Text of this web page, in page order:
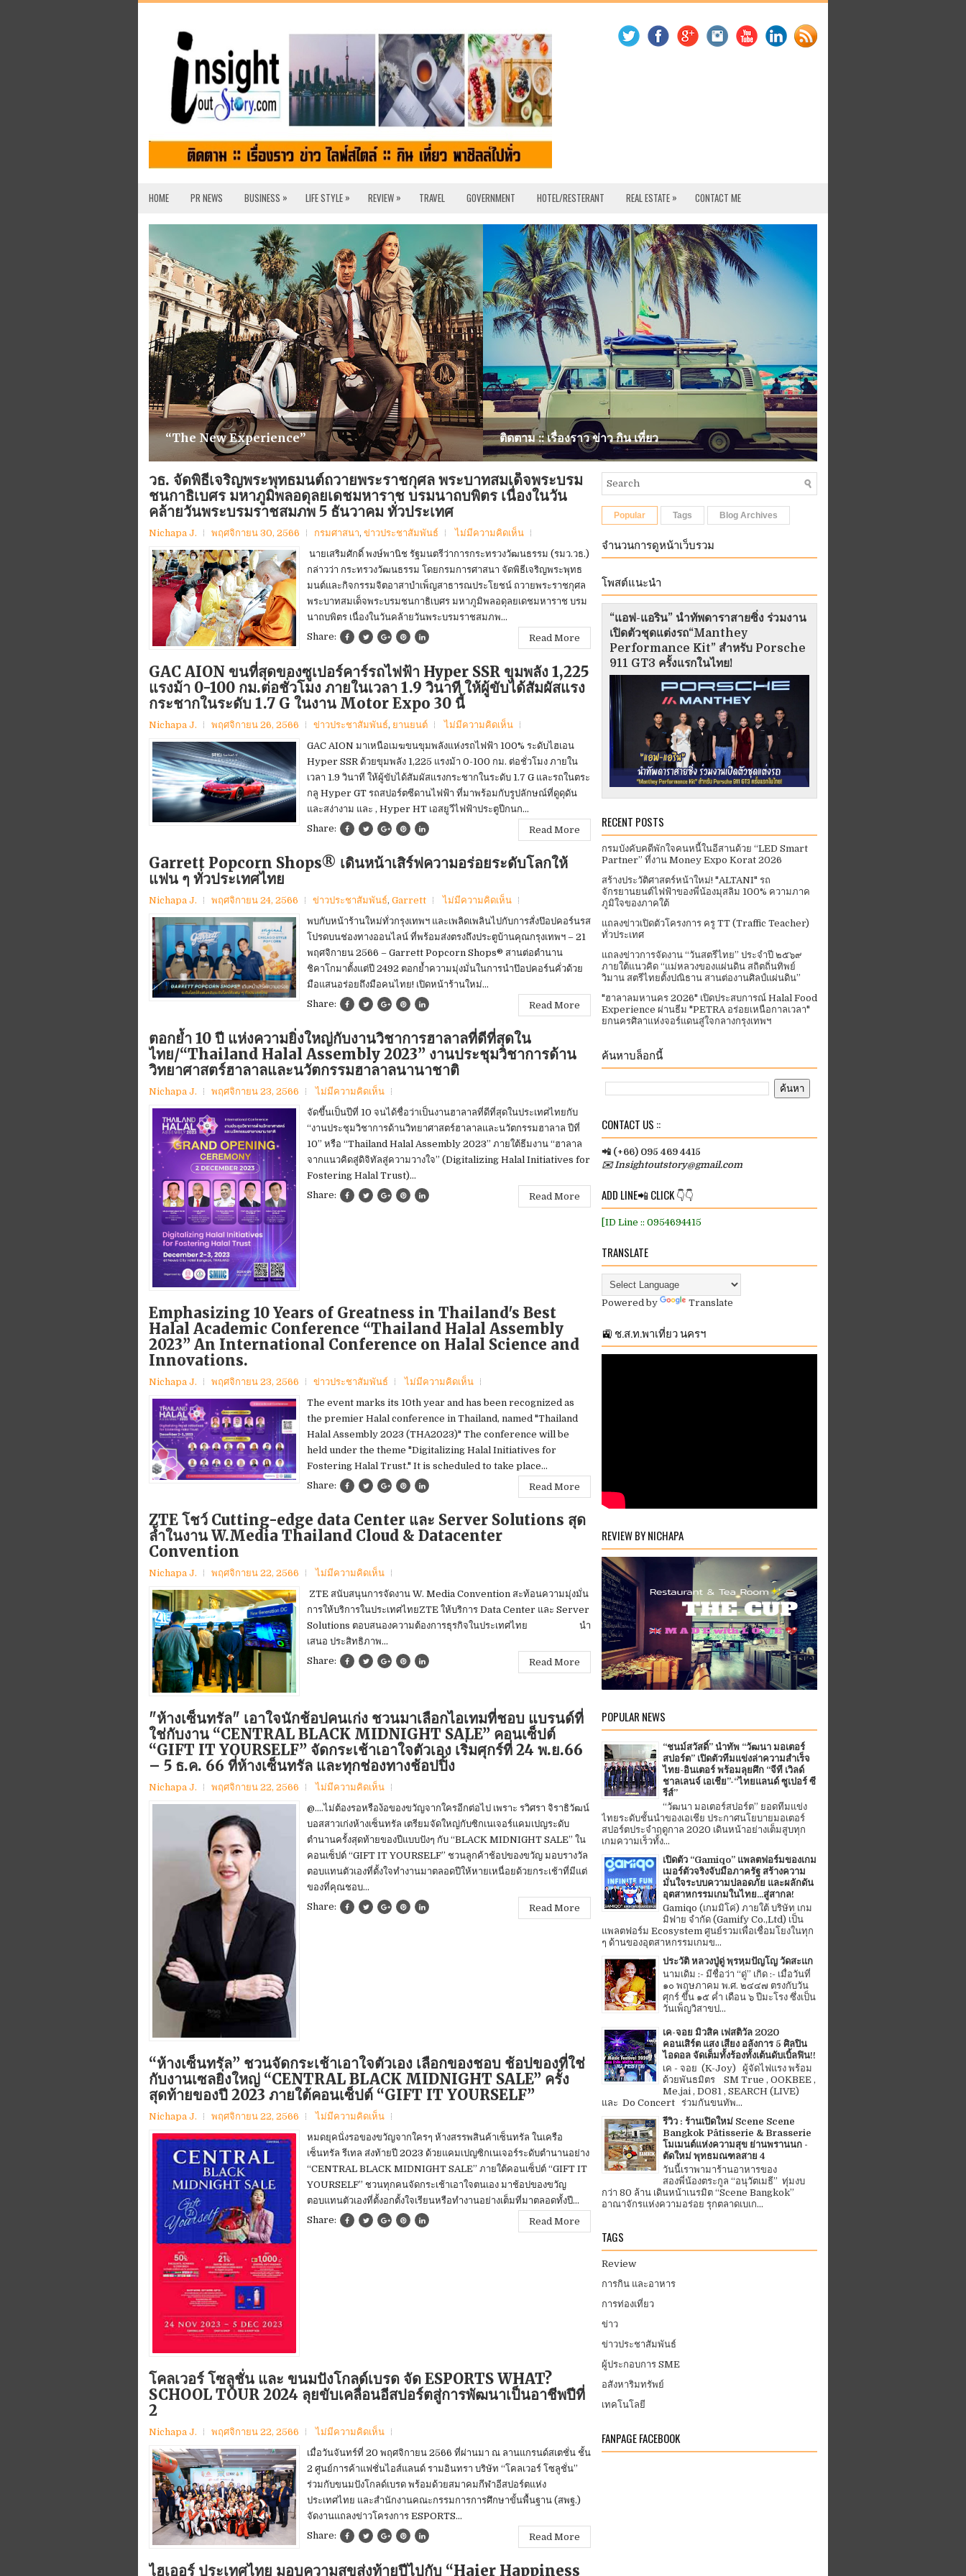
HOME PR NEWS BUSINESS » LIFE STYLE » REVIEW » TRAVEL GOVERNMENT HOTEL/RESTERANT REAL ESTATE » CONTACT ME
“The New Experience” ติดตาม :: เรื่องราว ข่าว กิน เที่ยว
วธ. จัดพิธีเจริญพระพุทธมนต์ถวายพระราชกุศล พระบาทสมเด็จพระบรม
ชนกาธิเบศร มหาภูมิพลอดุลยเดชมหาราช บรมนาถบพิตร เนื่องในวัน
คล้ายวันพระบรมราชสมภพ 5 ธันวาคม ทั่วประเทศ
Nichapa J. พฤศจิกายน 30, 2566 กรมศาสนา, ข่าวประชาสัมพันธ์
ไม่มีความคิดเห็น
นายเสริมศักดิ์ พงษ์พานิช รัฐมนตรีว่าการกระทรวงวัฒนธรรม (รมว.วธ.)
กล่าวว่า กระทรวงวัฒนธรรม โดยกรมการศาสนา จัดพิธีเจริญพระพุทธ
มนต์และกิจกรรมจิตอาสาบำเพ็ญสาธารณประโยชน์ ถวายพระราชกุศล
พระบาทสมเด็จพระบรมชนกาธิเบศร มหาภูมิพลอดุลยเดชมหาราช บรม
นาถบพิตร เนื่องในวันคล้ายวันพระบรมราชสมภพ...
Share:
Read More
GAC AION ขนที่สุดของซูเปอร์คาร์รถไฟฟ้า Hyper SSR ขุมพลัง 1,225
แรงม้า 0-100 กม.ต่อชั่วโมง ภายในเวลา 1.9 วินาที ให้ผู้ขับได้สัมผัสแรง
กระชากในระดับ 1.7 G ในงาน Motor Expo 30 นี้
Nichapa J. พฤศจิกายน 26, 2566 ข่าวประชาสัมพันธ์, ยานยนต์
ไม่มีความคิดเห็น
GAC AION มาเหนือเมฆขนขุมพลังแห่งรถไฟฟ้า 100% ระดับไฮเอน
Hyper SSR ด้วยขุมพลัง 1,225 แรงม้า 0-100 กม. ต่อชั่วโมง ภายใน
เวลา 1.9 วินาที ให้ผู้ขับได้สัมผัสแรงกระชากในระดับ 1.7 G และรถในตระ
กลู Hyper GT รถสปอร์ตซีดานไฟฟ้า ที่มาพร้อมกับรูปลักษณ์ที่ดูดุดัน
และสง่างาม และ , Hyper HT เอสยูวีไฟฟ้าประตูปีกนก...
Share:
Read More
Garrett Popcorn Shops® เดินหน้าเสิร์ฟความอร่อยระดับโลกให้
แฟน ๆ ทั่วประเทศไทย
Nichapa J. พฤศจิกายน 24, 2566 ข่าวประชาสัมพันธ์, Garrett
ไม่มีความคิดเห็น
พบกับหน้าร้านใหม่ทั่วกรุงเทพฯ และเพลิดเพลินไปกับการสั่งป๊อปคอร์นรส
โปรดบนช่องทางออนไลน์ ที่พร้อมส่งตรงถึงประตูบ้านคุณกรุงเทพฯ – 21
พฤศจิกายน 2566 – Garrett Popcorn Shops® สานต่อตำนาน
ชิคาโกมาตั้งแต่ปี 2492 ตอกย้ำความมุ่งมั่นในการนำป๊อปคอร์นคั่วด้วย
มือแสนอร่อยถึงมือคนไทย! เปิดหน้าร้านใหม่...
Share:
Read More
ตอกย้ำ 10 ปี แห่งความยิ่งใหญ่กับงานวิชาการฮาลาลที่ดีที่สุดใน
ไทย/“Thailand Halal Assembly 2023” งานประชุมวิชาการด้าน
วิทยาศาสตร์ฮาลาลและนวัตกรรมฮาลาลนานาชาติ
Nichapa J. พฤศจิกายน 23, 2566
ไม่มีความคิดเห็น
จัดขึ้นเป็นปีที่ 10 จนได้ชื่อว่าเป็นงานฮาลาลที่ดีที่สุดในประเทศไทยกับ
“งานประชุมวิชาการด้านวิทยาศาสตร์ฮาลาลและนวัตกรรมฮาลาล ปีที่
10” หรือ “Thailand Halal Assembly 2023” ภายใต้ธีมงาน “ฮาลาล
จากแนวคิดสู่ดิจิทัลสู่ความวางใจ” (Digitalizing Halal Initiatives for
Fostering Halal Trust)...
Share:
Read More
Emphasizing 10 Years of Greatness in Thailand's Best
Halal Academic Conference “Thailand Halal Assembly
2023” An International Conference on Halal Science and
Innovations.
Nichapa J. พฤศจิกายน 23, 2566 ข่าวประชาสัมพันธ์
ไม่มีความคิดเห็น
The event marks its 10th year and has been recognized as
the premier Halal conference in Thailand, named "Thailand
Halal Assembly 2023 (THA2023)" The conference will be
held under the theme "Digitalizing Halal Initiatives for
Fostering Halal Trust." It is scheduled to take place...
Share:
Read More
ZTE โชว์ Cutting-edge data Center และ Server Solutions สุด
ล้ำในงาน W.Media Thailand Cloud & Datacenter
Convention
Nichapa J. พฤศจิกายน 22, 2566
ไม่มีความคิดเห็น
ZTE สนับสนุนการจัดงาน W. Media Convention สะท้อนความมุ่งมั่น
การให้บริการในประเทศไทยZTE ให้บริการ Data Center และ Server
Solutions ตอบสนองความต้องการธุรกิจในประเทศไทย นำ
เสนอ ประสิทธิภาพ...
Share:
Read More
"ห้างเซ็นทรัล" เอาใจนักช้อปคนเก่ง ชวนมาเลือกไอเทมที่ชอบ แบรนด์ที่
ใช่กับงาน “CENTRAL BLACK MIDNIGHT SALE” คอนเซ็ปต์
“GIFT IT YOURSELF” จัดกระเช้าเอาใจตัวเอง เริ่มศุกร์ที่ 24 พ.ย.66
– 5 ธ.ค. 66 ที่ห้างเซ็นทรัล และทุกช่องทางช้อปปิ้ง
Nichapa J. พฤศจิกายน 22, 2566
ไม่มีความคิดเห็น
@....ไม่ต้องรอหรือง้อของขวัญจากใครอีกต่อไป เพราะ รวิศรา จิราธิวัฒน์
บอสสาวเก่งห้างเซ็นทรัล เตรียมจัดใหญ่กับซิกเนเจอร์แคมเปญระดับ
ตำนานครั้งสุดท้ายของปีแบบปังๆ กับ “BLACK MIDNIGHT SALE” ใน
คอนเซ็ปต์ “GIFT IT YOURSELF” ชวนลูกค้าช้อปของขวัญ มอบรางวัล
ตอบแทนตัวเองที่ตั้งใจทำงานมาตลอดปีให้หายเหนื่อยด้วยกระเช้าที่มีแต่
ของที่คุณชอบ...
Share:
Read More
“ห้างเซ็นทรัล” ชวนจัดกระเช้าเอาใจตัวเอง เลือกของชอบ ช้อปของที่ใช่
กับงานเซลยิ่งใหญ่ “CENTRAL BLACK MIDNIGHT SALE” ครั้ง
สุดท้ายของปี 2023 ภายใต้คอนเซ็ปต์ “GIFT IT YOURSELF”
Nichapa J. พฤศจิกายน 22, 2566
ไม่มีความคิดเห็น
หมดยุคนั่งรอของขวัญจากใครๆ ห้างสรรพสินค้าเซ็นทรัล ในเครือ
เซ็นทรัล รีเทล ส่งท้ายปี 2023 ด้วยแคมเปญซิกเนเจอร์ระดับตำนานอย่าง
“CENTRAL BLACK MIDNIGHT SALE” ภายใต้คอนเซ็ปต์ “GIFT IT
YOURSELF” ชวนทุกคนจัดกระเช้าเอาใจตนเอง มาช้อปของขวัญ
ตอบแทนตัวเองที่ตั้งอกตั้งใจเรียนหรือทำงานอย่างเต็มที่มาตลอดทั้งปี...
Share:
Read More
โคลเวอร์ โซลูชั่น และ ขนมปังโกลด์เบรด จัด ESPORTS WHAT?
SCHOOL TOUR 2024 ลุยขับเคลื่อนอีสปอร์ตสู่การพัฒนาเป็นอาชีพปีที่
2
Nichapa J. พฤศจิกายน 22, 2566
ไม่มีความคิดเห็น
เมื่อวันจันทร์ที่ 20 พฤศจิกายน 2566 ที่ผ่านมา ณ ลานแกรนด์สเตชั่น ชั้น
2 ศูนย์การค้าแฟชั่นไอส์แลนด์ รามอินทรา บริษัท “โคลเวอร์ โซลูชั่น”
ร่วมกับขนมปังโกลด์เบรด พร้อมด้วยสมาคมกีฬาอีสปอร์ตแห่ง
ประเทศไทย และสำนักงานคณะกรรมการการศึกษาขั้นพื้นฐาน (สพฐ.)
จัดงานแถลงข่าวโครงการ ESPORTS...
Share:
Read More
ไฮเออร์ ประเทศไทย มอบความสุขส่งท้ายปีไปกับ “Haier Happiness
Popular Tags Blog Archives
จำนวนการดูหน้าเว็บรวม
โพสต์แนะนำ
“แอฟ-แอริน” นำทัพดาราสายซิ่ง ร่วมงาน
เปิดตัวชุดแต่งรถ“Manthey
Performance Kit” สำหรับ Porsche
911 GT3 ครั้งแรกในไทย!
RECENT POSTS
กรมบังคับคดีพักใจคนหนี้ในอีสานด้วย “LED Smart
Partner” ที่งาน Money Expo Korat 2026
สร้างประวัติศาสตร์หน้าใหม่! "ALTANI" รถ
จักรยานยนต์ไฟฟ้าของพี่น้องมุสลิม 100% ความภาค
ภูมิใจของภาคใต้
แถลงข่าวเปิดตัวโครงการ ครู TT (Traffic Teacher)
ทั่วประเทศ​
แถลงข่าวการจัดงาน “วันสตรีไทย” ประจําปี ๒๕๖๙
ภายใต้แนวคิด “แม่หลวงของแผ่นดิน สถิตถิ่นทิพย์
วิมาน สตรีไทยตั้งปณิธาน สานต่องานศิลป์แผ่นดิน”
"ฮาลาลมหานคร 2026" เปิดประสบการณ์ Halal Food
Experience ผ่านธีม "PETRA อร่อยเหนือกาลเวลา"
ยกนครศิลาแห่งจอร์แดนสู่ใจกลางกรุงเทพฯ
ค้นหาบล็อกนี้
CONTACT US ::
📲 (+66) 095 469 4415
✉️ Insightoutstory@gmail.com
ADD LINE📲 CLICK 👇👇
[ID Line :: 0954694415
TRANSLATE
Powered by Translate
🚉 ช.ส.ท.พาเที่ยว นครฯ
REVIEW BY NICHAPA
POPULAR NEWS
“ชนม์สวัสดิ์” นำทัพ “วัฒนา มอเตอร์
สปอร์ต” เปิดตัวทีมแข่งล่าความสำเร็จ
ไทย-อินเตอร์ พร้อมลุยศึก “จีที เวิลด์
ชาลเลนจ์ เอเชีย”-“ไทยแลนด์ ซูเปอร์ ซี
รีส์”
“วัฒนา มอเตอร์สปอร์ต” ยอดทีมแข่ง
ไทยระดับชั้นนำของเอเชีย ประกาศนโยบายมอเตอร์
สปอร์ตประจำฤดูกาล 2020 เดินหน้าอย่างเต็มสูบทุก
เกมความเร็วทั้ง...
เปิดตัว “Gamiqo” แพลตฟอร์มของเกม
เมอร์ตัวจริงจับมือภาครัฐ สร้างความ
มั่นใจระบบความปลอดภัย และผลักดัน
อุตสาหกรรมเกมในไทย...สู่สากล!
Gamiqo (เกมมิโค่) ภายใต้ บริษัท เกม
มิฟาย จำกัด (Gamify Co.,Ltd) เป็น
แพลตฟอร์ม Ecosystem ศูนย์รวมเพื่อเชื่อมโยงในทุก
ๆ ด้านของอุตสาหกรรมเกมข...
ประวัติ หลวงปู่ดู่ พฺรหฺมปัญโญ วัดสะแก
นามเดิม :- มีชื่อว่า “ดู่” เกิด :- เมื่อวันที่
๑๐ พฤษภาคม พ.ศ. ๒๔๔๗ ตรงกับวัน
ศุกร์ ขึ้น ๑๕ ค่ำ เดือน ๖ ปีมะโรง ซึ่งเป็น
วันเพ็ญวิสาขป...
เค-จอย มิวสิค เฟสติวัล 2020
คอนเสิร์ต แสง เสียง อลังการ 5 ศิลปิน
ไอดอล จัดเต็มทั้งร้องทั้งเต้นดับเบิ้ลฟิน!!
เค - จอย (K-Joy) ผู้จัดไฟแรง พร้อม
ด้วยพันธมิตร SM True , OOKBEE ,
Me.jai , DO81 , SEARCH (LIVE)
และ Do Concert ร่วมกันขนทัพ...
รีวิว : ร้านเปิดใหม่ Scene Scene
Bangkok Pâtisserie & Brasserie
โมเมนต์แห่งความสุข ย่านพรานนก -
ตัดใหม่ พุทธมณฑลสาย 4
วันนี้เราพามาร้านอาหารของ
สองพี่น้องตระกูล “อนุวัตเมธี” ทุ่มงบ
กว่า 80 ล้าน เดินหน้าเนรมิต “Scene Bangkok”
อาณาจักรแห่งความอร่อย รุกตลาดเบเก...
TAGS
Review
การกิน และอาหาร
การท่องเที่ยว
ข่าว
ข่าวประชาสัมพันธ์
ผู้ประกอบการ SME
อสังหาริมทรัพย์
เทคโนโลยี
FANPAGE FACEBOOK